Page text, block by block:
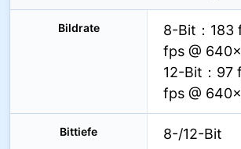
Bildrate
8-Bit：183
fps @
12-Bit：97
fps @
Bittiefe 8-/12-Bit